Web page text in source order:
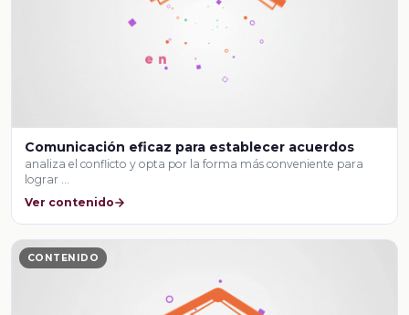
Comunicación eficaz para establecer acuerdos
analiza el conflicto y opta por la forma más conveniente para
lograr …
Ver contenido
CONTENIDO